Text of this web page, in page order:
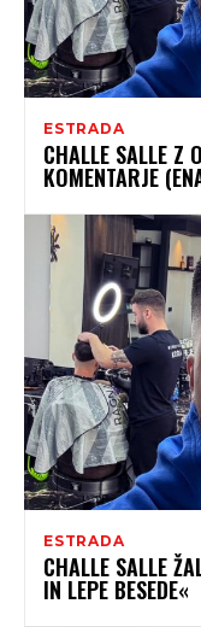
ESTRADA
CHALLE SALLE Z
KOMENTARJE
ESTRADA
CHALLE SALLE
IN LEPE BESEDE«